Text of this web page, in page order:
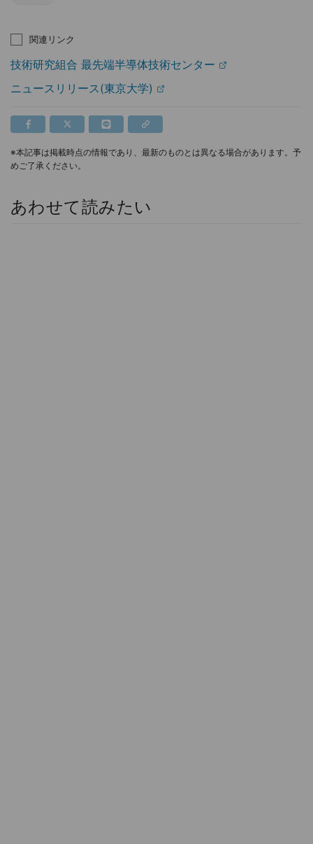
関連リンク
技術研究組合 最先端半導体技術センター
ニュースリリース(東京大学)
※本記事は掲載時点の情報であり、最新のものとは異なる場合があります。予
めご了承ください。
あわせて読みたい